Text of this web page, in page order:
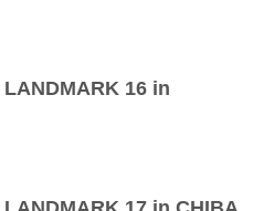
LANDMARK 16 in